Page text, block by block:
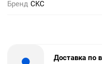
Бренд CKC
Доставка по